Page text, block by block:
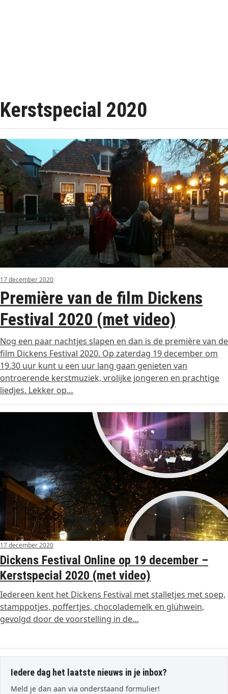
Kerstspecial 2020
17 december 2020
Première van de film Dickens
Festival 2020 (met video)
Nog een paar nachtjes slapen en dan is de première van de
film Dickens Festival 2020. Op zaterdag 19 december om
19.30 uur kunt u een uur lang gaan genieten van
ontroerende kerstmuziek, vrolijke jongeren en prachtige
liedjes. Lekker op…
17 december 2020
Dickens Festival Online op 19 december –
Kerstspecial 2020 (met video)
Iedereen kent het Dickens Festival met stalletjes met soep,
stamppotjes, poffertjes, chocolademelk en glühwein,
gevolgd door de voorstelling in de…
Iedere dag het laatste nieuws in je inbox?
Meld je dan aan via onderstaand formulier!